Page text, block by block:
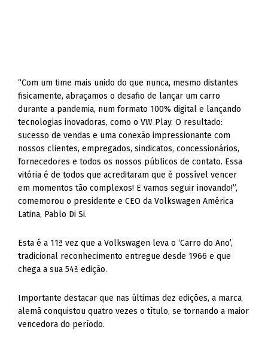
“Com um time mais unido do que nunca, mesmo distantes
fisicamente, abraçamos o desafio de lançar um carro
durante a pandemia, num formato 100% digital e lançando
tecnologias inovadoras, como o VW Play. O resultado:
sucesso de vendas e uma conexão impressionante com
nossos clientes, empregados, sindicatos, concessionários,
fornecedores e todos os nossos públicos de contato. Essa
vitória é de todos que acreditaram que é possível vencer
em momentos tão complexos! E vamos seguir inovando!”,
comemorou o presidente e CEO da Volkswagen América
Latina, Pablo Di Si.
Esta é a 11ª vez que a Volkswagen leva o ‘Carro do Ano’,
tradicional reconhecimento entregue desde 1966 e que
chega a sua 54ª edição.
Importante destacar que nas últimas dez edições, a marca
alemã conquistou quatro vezes o título, se tornando a maior
vencedora do período.